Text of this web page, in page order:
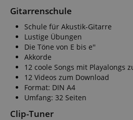
Gitarrenschule
Schule für Akustik-Gitarre
Lustige Übungen
Die Töne von E bis e''
Akkorde
12 coole Songs mit Playalongs
12 Videos zum Download
Format: DIN A4
Umfang: 32 Seiten
Clip-Tuner